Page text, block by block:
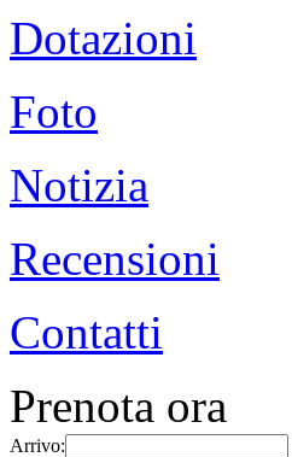
Dotazioni
Foto
Notizia
Recensioni
Contatti
Prenota ora
Arrivo: